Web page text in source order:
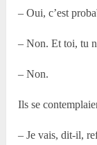
– Oui, c’est
– Non. Et toi, tu
– Non.
Ils se
– Je vais, dit-il,